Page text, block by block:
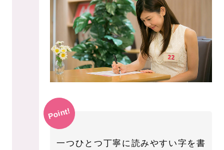
Point!
一つひとつ丁寧に読みやすい字を書